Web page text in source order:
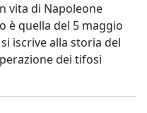
vita di Napoleone
è quella del 5 maggio
iscrive alla storia del
dei tifosi